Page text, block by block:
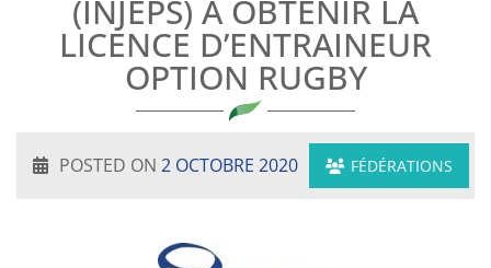
(INJEPS) À OBTENIR LA
LICENCE D’ENTRAINEUR
OPTION RUGBY
POSTED ON 2 OCTOBRE 2020 FÉDÉRATIONS